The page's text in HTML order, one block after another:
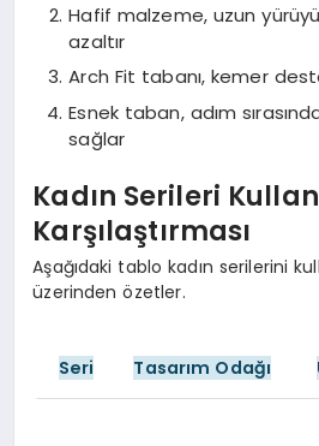
Hafif malzeme, uzun
azaltır
Arch Fit tabanı, kemer
Esnek taban, adım
sağlar
Kadın Serileri
Karşılaştırması
Aşağıdaki tablo kadın serilerini
üzerinden özetler.
Seri Tasarım Odağı